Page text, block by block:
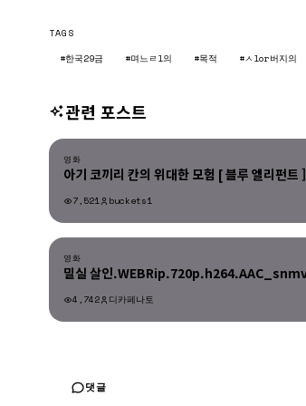
TAGS
#한국29금
#며느ㄹl의 #목적 #ㅅlor버지의
관련 포스트
영화
영화
아기 코끼리 칸의 위대한 모험 [ 블루 엘리펀
7,521 buckets1
영화
영화
밀실 살인
4,742 디카페나토
영화
댓글